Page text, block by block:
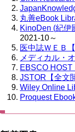
丸善eBook
KinoDen (紀伊
2021-10～
医中誌ＷＥＢ
メディカル・
EBSCO HOST
JSTOR【全文
Wiley Online
Proquest